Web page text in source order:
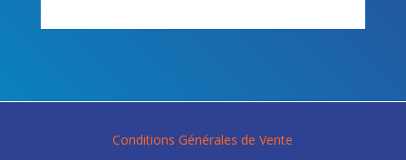
Conditions Générales de Vente